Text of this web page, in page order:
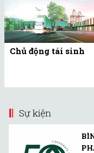
Chủ động tái sinh
Sự kiện